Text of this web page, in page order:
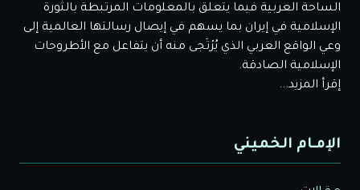
الساحة العربية فيما يتعلق بالمعلومات المرتبطة بالثورة
الإسلامية في إيران بما يسهم في إيصال رسالتها العالمية إلى
وعي الواقع العربي الذي يُرْتَجى منه أن يتفاعل مع الأطروحات
الإسلامية الصادقة.
إقرأ المزيد...
الإمـام الخميني